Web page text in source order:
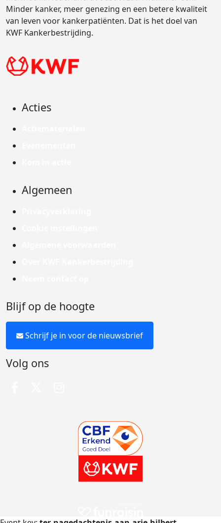
Minder kanker, meer genezing en een betere kwaliteit
van leven voor kankerpatiënten. Dat is het doel van
KWF Kankerbestrijding.
Acties
Algemeen
Blijf op de hoogte
Schrijf je in voor de nieuwsbrief
Volg ons